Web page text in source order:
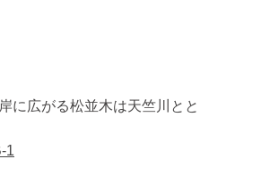
に広がる松並木は天竺川とと
1